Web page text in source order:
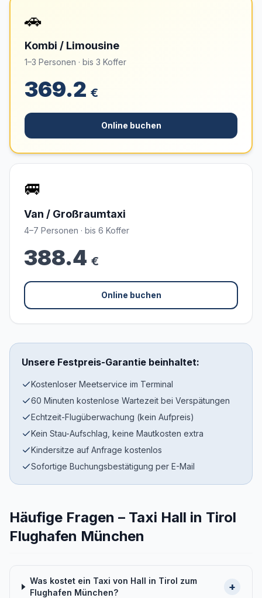
🚗
Kombi / Limousine
1–3 Personen · bis 3 Koffer
369.2 €
Online buchen
🚐
Van / Großraumtaxi
4–7 Personen · bis 6 Koffer
388.4 €
Online buchen
Unsere Festpreis-Garantie beinhaltet:
Kostenloser Meetservice im Terminal
60 Minuten kostenlose Wartezeit bei Verspätungen
Echtzeit-Flugüberwachung (kein Aufpreis)
Kein Stau-Aufschlag, keine Mautkosten extra
Kindersitze auf Anfrage kostenlos
Sofortige Buchungsbestätigung per E-Mail
Häufige Fragen – Taxi Hall in Tirol
Flughafen München
Was kostet ein Taxi von Hall in Tirol zum
Flughafen München?
+